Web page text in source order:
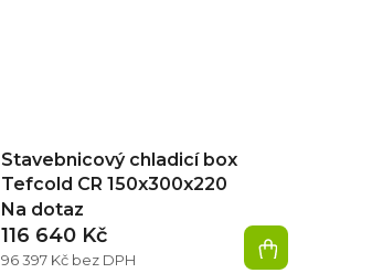
Stavebnicový chladicí box
Tefcold CR 150x300x220
Na dotaz
96 397 Kč bez DPH
116 640 Kč